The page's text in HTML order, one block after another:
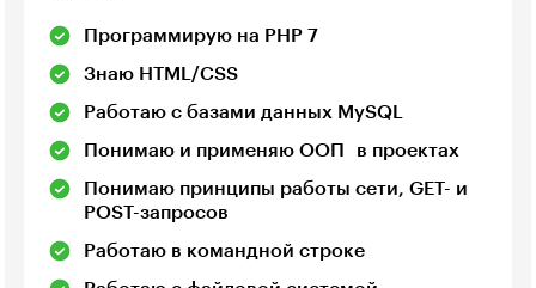
Программирую на PHP 7
Знаю HTML/CSS
Работаю с базами данных MySQL
Понимаю и применяю ООП в проектах
Понимаю принципы работы сети, GET- и
POST-запросов
Работаю в командной строке